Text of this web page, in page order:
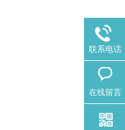
联系电话
在线留言